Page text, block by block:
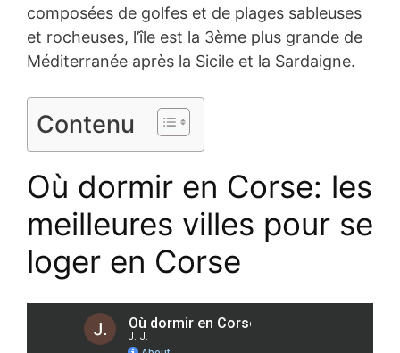
composées de golfes et de plages sableuses
et rocheuses, l’île est la 3ème plus grande de
Méditerranée après la Sicile et la Sardaigne.
Contenu
Où dormir en Corse: les
meilleures villes pour se
loger en Corse